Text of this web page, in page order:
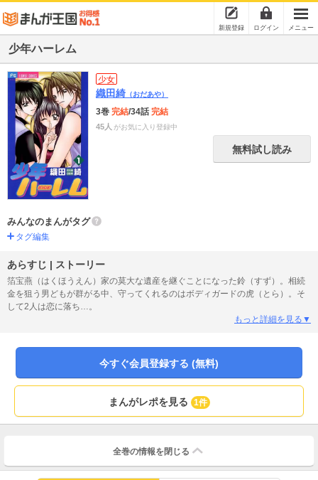
新規登録 ログイン メニュー
少年ハーレム
少女
織田綺 （おだあや）
3巻 完結/34話完結
45人 がお気に入り登録中
無料試し読み
みんなのまんがタグ
タグ編集
あらすじ | ストーリー
箔宝燕（はくほうえん）家の莫大な遺産を継ぐことになった鈴（すず）。相続
金を狙う男どもが群がる中、守ってくれるのはボディガードの虎（とら）。そ
して2人は恋に落ち…。
もっと詳細を見る▼
今すぐ会員登録する (無料)
まんがレポを見る 1件
全巻の情報を 閉じる